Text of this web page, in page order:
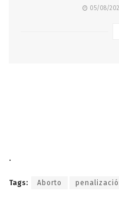
05/08/
.
Tags: Aborto